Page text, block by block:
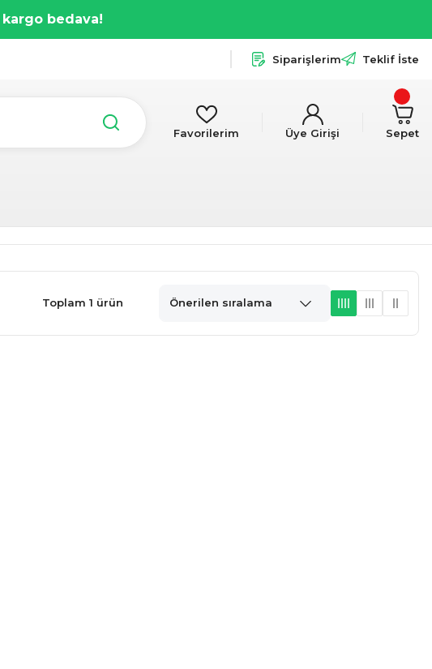
kargo bedava!
Siparişlerim Teklif İste
Favorilerim Üye Girişi Sepet
Toplam 1 ürün